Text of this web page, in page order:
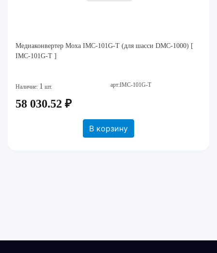
Медиаконвертер Moxa IMC-101G-T (для шасси DMC-1000) [
IMC-101G-T ]
Наличие: 1 шт. арт:IMC-101G-T
58 030.52 ₽
В корзину